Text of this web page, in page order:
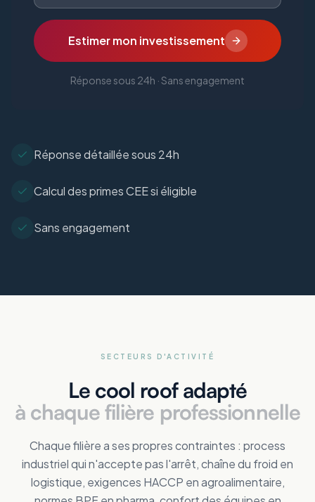
Estimer mon investissement
Réponse sous 24h · Sans engagement
Réponse détaillée sous 24h
Calcul des primes CEE si éligible
Sans engagement
SECTEURS D'ACTIVITÉ
Le cool roof adapté
à chaque filière professionnelle
Chaque filière a ses propres contraintes : process
industriel qui n'accepte pas l'arrêt, chaîne du froid en
logistique, exigences HACCP en agroalimentaire,